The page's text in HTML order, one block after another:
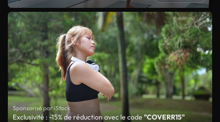
Sponsorisé par iStock
Exclusivité : -15% de réduction avec le code"COVERR15"